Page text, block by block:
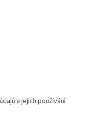
a jejich používání